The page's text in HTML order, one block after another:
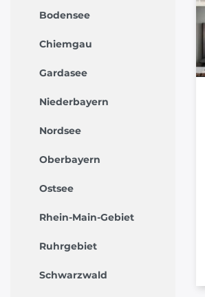
Bodensee
Chiemgau
Gardasee
Niederbayern
Nordsee
Oberbayern
Ostsee
Rhein-Main-Gebiet
Ruhrgebiet
Schwarzwald